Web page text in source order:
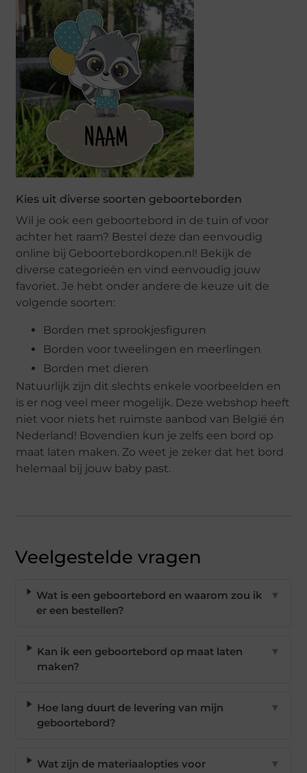
Kies uit diverse soorten geboorteborden
Wil je ook een geboortebord in de tuin of voor
achter het raam? Bestel deze dan eenvoudig
online bij Geboortebordkopen.nl! Bekijk de
diverse categorieën en vind eenvoudig jouw
favoriet. Je hebt onder andere de keuze uit de
volgende soorten:
Borden met sprookjesfiguren
Borden voor tweelingen en meerlingen
Borden met dieren
Natuurlijk zijn dit slechts enkele voorbeelden en
is er nog veel meer mogelijk. Deze webshop heeft
niet voor niets het ruimste aanbod van België én
Nederland! Bovendien kun je zelfs een bord op
maat laten maken. Zo weet je zeker dat het bord
helemaal bij jouw baby past.
Veelgestelde vragen
Wat is een geboortebord en waarom zou ik
er een bestellen?
▼
Kan ik een geboortebord op maat laten
maken?
▼
Hoe lang duurt de levering van mijn
geboortebord?
▼
Wat zijn de materiaalopties voor
▼